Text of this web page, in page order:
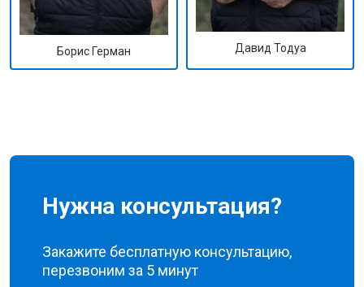
Борис Герман Давид Тодуа
Нужна консультация?
Закажите бесплатную консультацию,
перезвоним за 5 минут